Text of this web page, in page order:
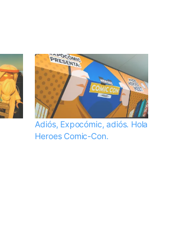
Adiós, Expocómic, adiós. Hola
Heroes Comic-Con.